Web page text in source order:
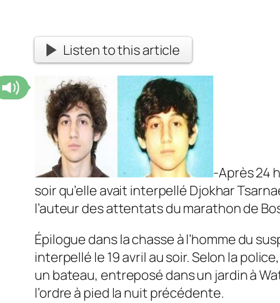
Listen to this article
-Après 24
soir qu’elle avait interpellé Djokhar
l’auteur des attentats du marathon de
Épilogue dans la chasse à l’homme du
interpellé le 19 avril au soir. Selon la
un bateau, entreposé dans un jardin à
l’ordre à pied la nuit précédente.